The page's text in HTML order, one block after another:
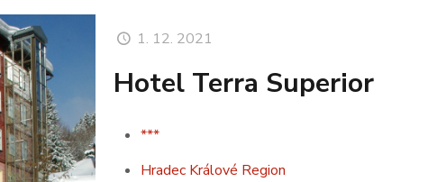
1. 12. 2021
Hotel Terra Superior
***
Hradec Králové Region